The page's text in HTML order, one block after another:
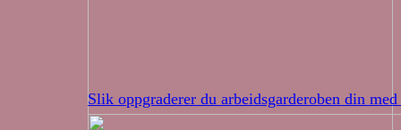
Slik oppgraderer du arbeidsgarderoben din